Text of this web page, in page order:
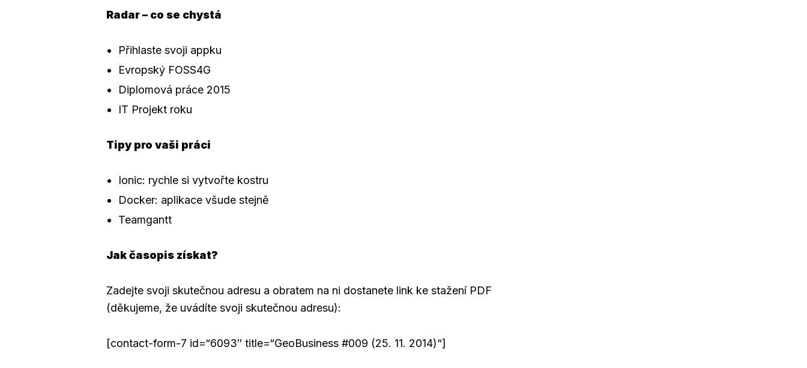
Radar – co se chystá
Přihlaste svoji appku
Evropský FOSS4G
Diplomová práce 2015
IT Projekt roku
Tipy pro vaši práci
Ionic: rychle si vytvořte kostru
Docker: aplikace všude stejně
Teamgantt
Jak časopis získat?
Zadejte svoji skutečnou adresu a obratem na ni dostanete link ke stažení PDF
(děkujeme, že uvádíte svoji skutečnou adresu):
[contact-form-7 id=“6093″ title=“GeoBusiness #009 (25. 11. 2014)“]